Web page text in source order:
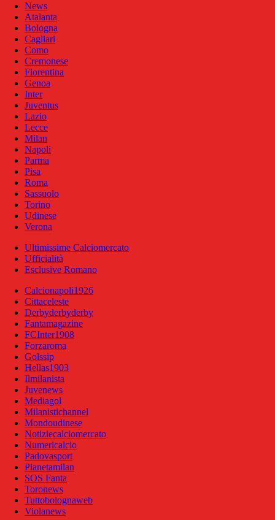
News
Atalanta
Bologna
Cagliari
Como
Cremonese
Fiorentina
Genoa
Inter
Juventus
Lazio
Lecce
Milan
Napoli
Parma
Pisa
Roma
Sassuolo
Torino
Udinese
Verona
Ultimissime Calciomercato
Ufficialità
Esclusive Romano
Calcionapoli1926
Cittaceleste
Derbyderbyderby
Fantamagazine
FCInter1908
Forzaroma
Golssip
Hellas1903
Ilmilanista
Juvenews
Mediagol
Milanistichannel
Mondoudinese
Notiziecalciomercato
Numericalcio
Padovasport
Pianetamilan
SOS Fanta
Toronews
Tuttobolognaweb
Violanews